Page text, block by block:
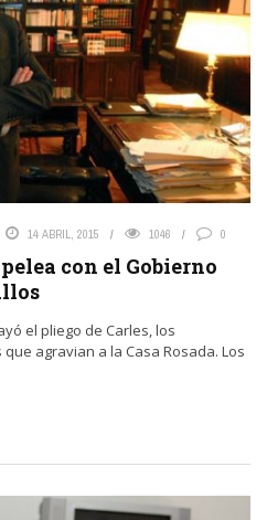
14 ABRIL, 2015 1046 0
con el Gobierno
el pliego de Carles, los
agravian a la Casa Rosada. Los